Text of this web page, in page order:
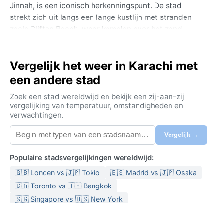
Jinnah, is een iconisch herkenningspunt. De stad
strekt zich uit langs een lange kustlijn met stranden
zoals Clifton Beach, waar kamelen over het zand
energieke sfeer, met een mix van culturen die
versterkt wordt door de haven en de multiculturele
inwoners.
Het klimaat valt onder de Köppen-classificatie BWh
(heet woestijnklimaat). De zomers, van april tot
oktober, zijn verzengend heet met gemiddelde
temperaturen rond de 35°C en pieken boven de 40°C.
zee, maakt de hitte drukkend. De winters zijn mild en
aangenaam, met temperaturen tussen de 13°C en
25°C. Neerslag is schaars, met uitzondering van de
moessonmaanden juli en augustus, die soms hevige
Vergelijk het weer in Karachi met
een andere stad
Zoek een stad wereldwijd en bekijk een zij-aan-zij
vergelijking van temperatuur, omstandigheden en
verwachtingen.
Vergelijk →
Populaire stadsvergelijkingen wereldwijd:
🇬🇧 Londen vs 🇯🇵 Tokio
🇪🇸 Madrid vs 🇯🇵 Osaka
🇨🇦 Toronto vs 🇹🇭 Bangkok
🇸🇬 Singapore vs 🇺🇸 New York